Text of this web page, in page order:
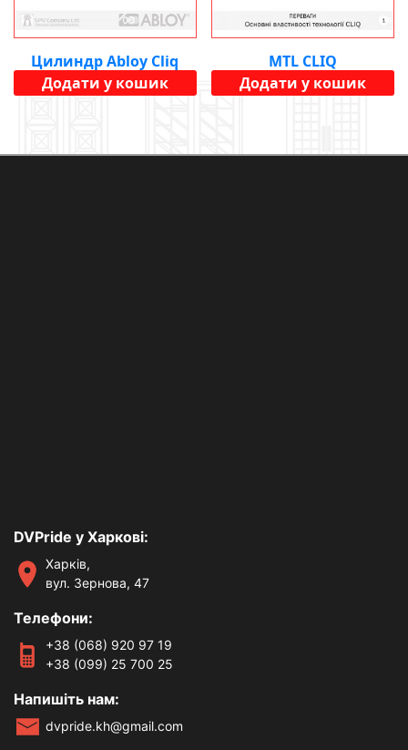
Цилиндр Abloy Cliq
26800UAH
Додати у кошик
MTL CLIQ
11024 UAH
Додати у кошик
DVPride у Харкові:
Харків,
вул. Зернова, 47
Телефони:
+38 (068) 920 97 19
+38 (099) 25 700 25
Напишіть нам:
dvpride.kh@gmail.com